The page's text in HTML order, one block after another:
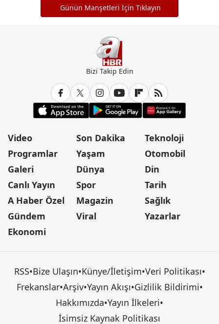
Günün Manşetleri İçin Tıklayın
Bizi Takip Edin
Video
Programlar
Galeri
Canlı Yayın
A Haber Özel
Gündem
Ekonomi
Son Dakika
Yaşam
Dünya
Spor
Magazin
Viral
Teknoloji
Otomobil
Din
Tarih
Sağlık
Yazarlar
RSS•Bize Ulaşın•Künye/İletişim•Veri Politikası•
Frekanslar•Arşiv•Yayın Akışı•Gizlilik Bildirimi•
Hakkımızda•Yayın İlkeleri•
İsimsiz Kaynak Politikası